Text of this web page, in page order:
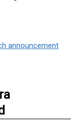
announcement